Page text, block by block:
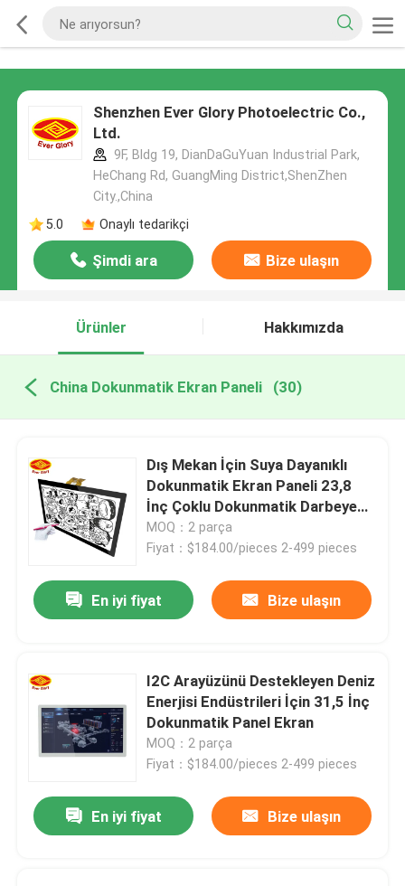
Shenzhen Ever Glory Photoelectric Co.,
Ltd.
9F, Bldg 19, DianDaGuYuan Industrial Park,
HeChang Rd, GuangMing District,ShenZhen
City.,China
5.0
Onaylı tedarikçi
Şimdi ara Bize ulaşın
Ürünler Hakkımızda
China Dokunmatik Ekran Paneli (30)
Dış Mekan İçin Suya Dayanıklı
Dokunmatik Ekran Paneli 23,8
İnç Çoklu Dokunmatik Darbeye
Dayanıklı
MOQ：2 parça
Fiyat：$184.00/pieces 2-499 pieces
En iyi fiyat Bize ulaşın
I2C Arayüzünü Destekleyen Deniz
Enerjisi Endüstrileri İçin 31,5 İnç
Dokunmatik Panel Ekran
MOQ：2 parça
Fiyat：$184.00/pieces 2-499 pieces
En iyi fiyat Bize ulaşın